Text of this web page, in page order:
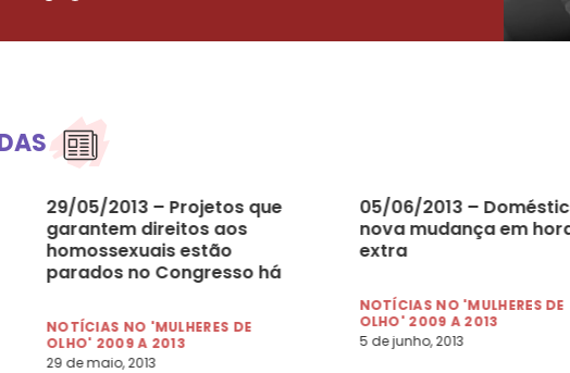
29/05/2013 – Projetos que
garantem direitos aos
homossexuais estão
parados no Congresso há
NOTÍCIAS NO 'MULHERES DE
OLHO' 2009 A 2013
29 de maio, 2013
05/06/2013 –
nova mudança em
extra
NOTÍCIAS NO 'MULHERES DE
OLHO' 2009 A 2013
5 de junho, 2013